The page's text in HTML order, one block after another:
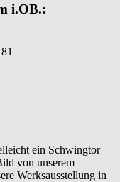
i.OB.:
ein Schwingtor
von unserem
Werksausstellung in